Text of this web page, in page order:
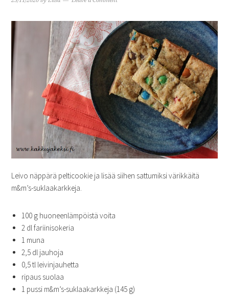
Leivo näppärä pelticookie ja lisää siihen sattumiksi värikkäitä
m&m’s-suklaakarkkeja.
100 g huoneenlämpöistä voita
2 dl fariinisokeria
1 muna
2,5 dl jauhoja
0,5 tl leivinjauhetta
ripaus suolaa
1 pussi m&m’s-suklaakarkkeja (145 g)